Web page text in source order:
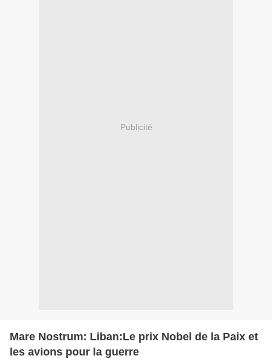
Publicité
Mare Nostrum: Liban:Le prix Nobel de la Paix et
les avions pour la guerre